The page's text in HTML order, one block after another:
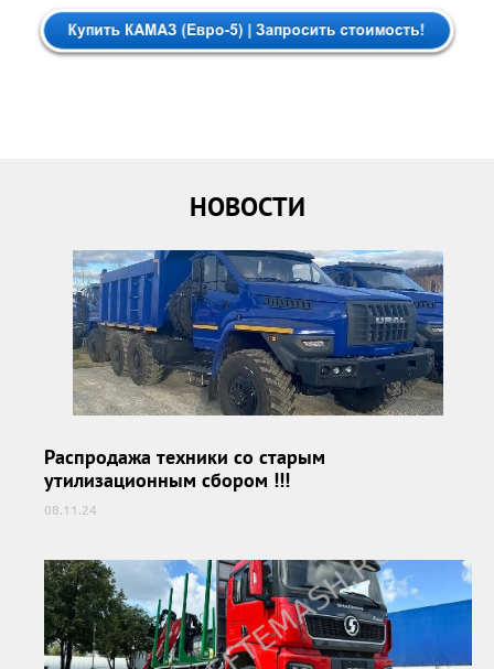
НОВОСТИ
Распродажа техники со старым
утилизационным сбором !!!
08.11.24